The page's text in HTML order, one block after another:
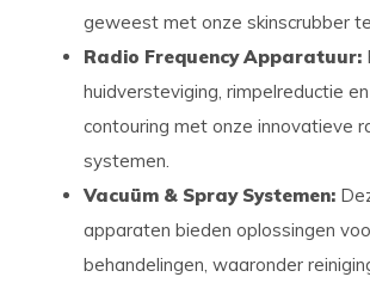
geweest met onze skinscrubber
Radio Frequency Apparatuur:
huidversteviging, rimpelreductie
contouring met onze innovatieve
systemen.
Vacuüm & Spray Systemen:
apparaten bieden oplossingen
behandelingen, waaronder